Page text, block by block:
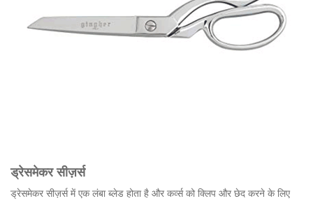
ड्रेसमेकर सीज़र्स
ड्रेसमेकर सीज़र्स में एक लंबा ब्लेड होता है और कर्व्स को क्लिप और छेद करने के लिए